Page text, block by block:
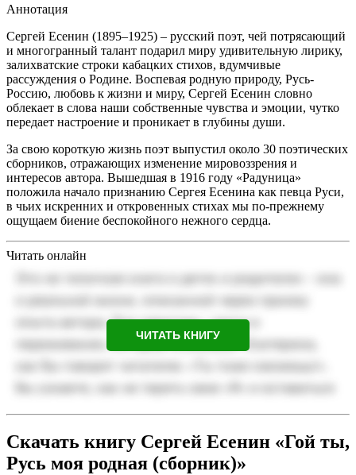
Аннотация
Сергей Есенин (1895–1925) – русский поэт, чей потрясающий
и многогранный талант подарил миру удивительную лирику,
залихватские строки кабацких стихов, вдумчивые
рассуждения о Родине. Воспевая родную природу, Русь-
Россию, любовь к жизни и миру, Сергей Есенин словно
облекает в слова наши собственные чувства и эмоции, чутко
передает настроение и проникает в глубины души.
За свою короткую жизнь поэт выпустил около 30 поэтических
сборников, отражающих изменение мировоззрения и
интересов автора. Вышедшая в 1916 году «Радуница»
положила начало признанию Сергея Есенина как певца Руси,
в чьих искренних и откровенных стихах мы по-прежнему
ощущаем биение беспокойного нежного сердца.
Читать онлайн
ЧИТАТЬ КНИГУ
Скачать книгу Сергей Есенин «Гой ты,
Русь моя родная (сборник)»